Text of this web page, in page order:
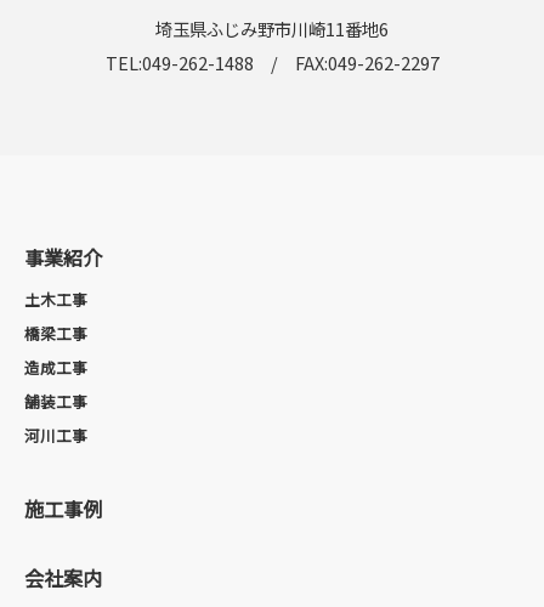
埼玉県ふじみ野市川崎11番地6
TEL:049-262-1488 / FAX:049-262-2297
事業紹介
土木工事
橋梁工事
造成工事
舗装工事
河川工事
施工事例
会社案内